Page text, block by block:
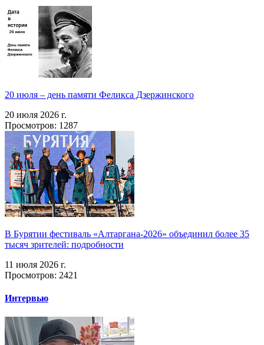
20 июля – день памяти Феликса Дзержинского
20 июля 2026 г.
Просмотров: 1287
В Бурятии фестиваль «Алтаргана-2026» объединил более 35
тысяч зрителей: подробности
11 июля 2026 г.
Просмотров: 2421
Интервью